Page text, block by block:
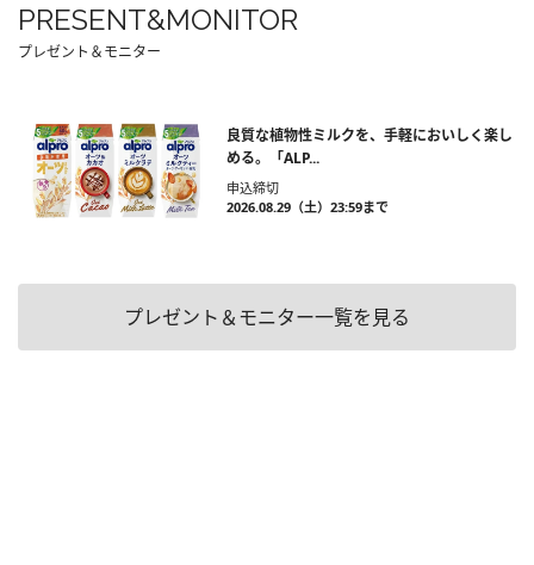
PRESENT&MONITOR
プレゼント＆モニター
良質な植物性ミルクを、手軽においしく楽し
める。「ALP...
申込締切
2026.08.29（土）23:59まで
プレゼント＆モニター一覧を見る